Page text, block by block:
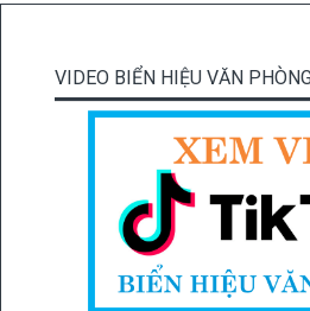
VIDEO BIỂN HIỆU VĂN